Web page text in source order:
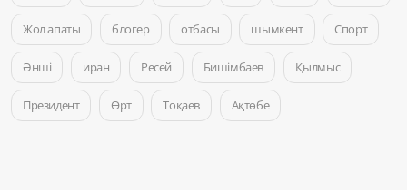
Жол апаты блогер отбасы шымкент Спорт
Әнші иран Ресей Бишімбаев Қылмыс
Президент Өрт Тоқаев Ақтөбе